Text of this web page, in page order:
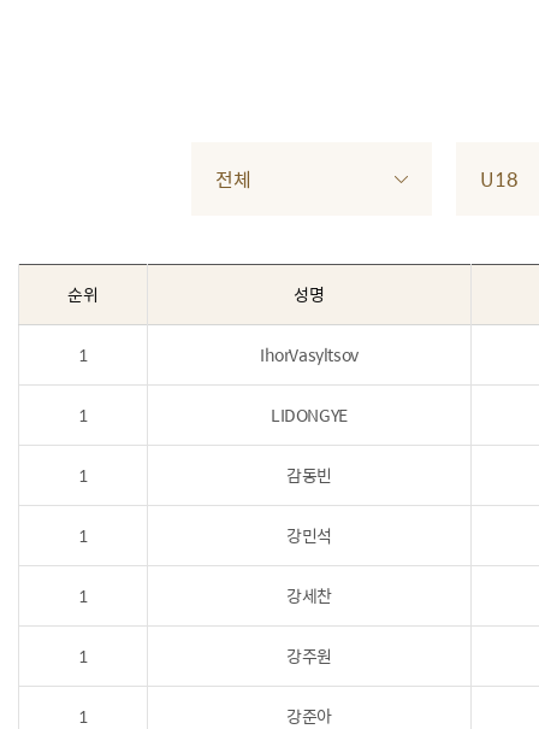
전체 U18
순위 성명
1 IhorVasyltsov
1 LIDONGYE
1 감동빈
1 강민석
1 강세찬
1 강주원
1 강준아